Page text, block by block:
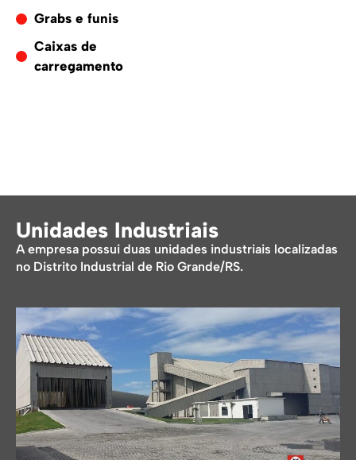
Grabs e funis
Caixas de
carregamento
Unidades Industriais
A empresa possui duas unidades industriais localizadas
no Distrito Industrial de Rio Grande/RS.